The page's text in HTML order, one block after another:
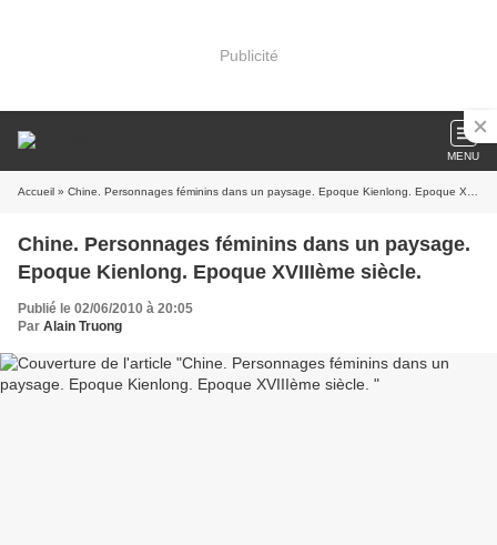
Publicité
MENU
Accueil » Chine. Personnages féminins dans un paysage. Epoque Kienlong. Epoque XVIIIème siècle.
Chine. Personnages féminins dans un paysage.
Epoque Kienlong. Epoque XVIIIème siècle.
Publié le 02/06/2010 à 20:05
Par Alain Truong